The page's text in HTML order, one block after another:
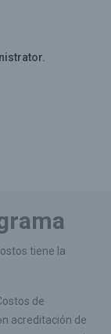
tiene la
de
acreditación de